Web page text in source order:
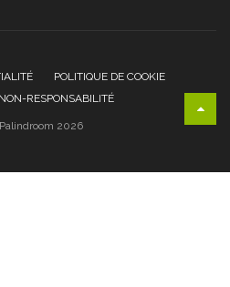
POLITIQUE DE COOKIE
RESPONSABILITÉ
2026